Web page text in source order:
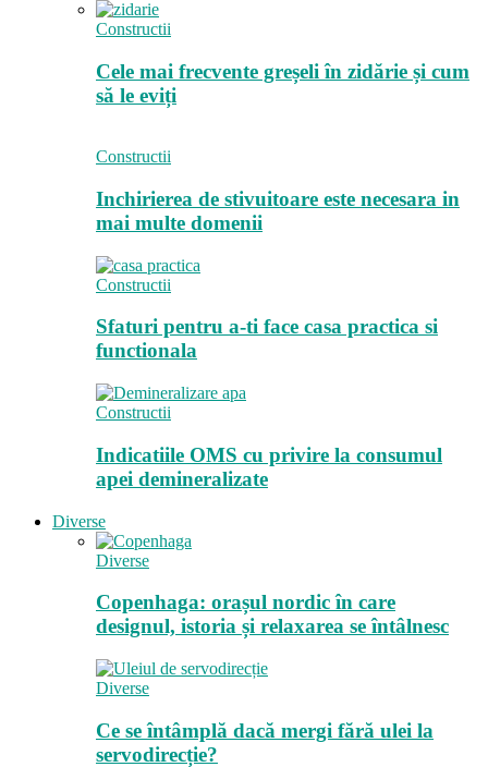
Constructii
Cele mai frecvente greșeli în zidărie și cum
să le eviți
Constructii
Inchirierea de stivuitoare este necesara in
mai multe domenii
Constructii
Sfaturi pentru a-ti face casa practica si
functionala
Constructii
Indicatiile OMS cu privire la consumul
apei demineralizate
Diverse
Diverse
Copenhaga: orașul nordic în care
designul, istoria și relaxarea se întâlnesc
Diverse
Ce se întâmplă dacă mergi fără ulei la
servodirecție?